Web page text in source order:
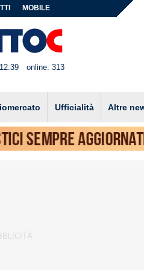
MOBILE
online: 313
Ufficialità Altre